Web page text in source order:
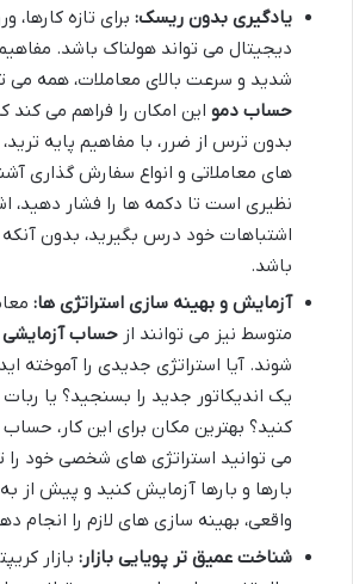
یادگیری بدون ریسک: برای تازه کارها،
دیجیتال می تواند هولناک باشد.
شدید و سرعت بالای معاملات، همه می
حساب دمو این امکان را فراهم می کند
بدون ترس از ضرر، با مفاهیم پایه ترید،
های معاملاتی و انواع سفارش گذاری
نظیری است تا دکمه ها را فشار دهید،
اشتباهات خود درس بگیرید، بدون
باشد.
آزمایش و بهینه سازی استراتژی ها:
متوسط نیز می توانند از حساب آزمایشی
شوند. آیا استراتژی جدیدی را آموخته
یک اندیکاتور جدید را بسنجید؟ یا
کنید؟ بهترین مکان برای این کار،
می توانید استراتژی های شخصی خود را
بارها و بارها آزمایش کنید و پیش از به
واقعی، بهینه سازی های لازم را انجام
شناخت عمیق تر پویایی بازار: بازار